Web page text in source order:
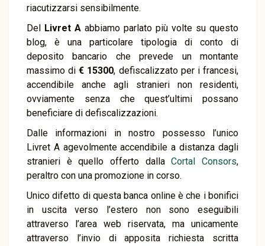
riacutizzarsi sensibilmente.
Del Livret A abbiamo parlato più volte su questo
blog, è una particolare tipologia di conto di
deposito bancario che prevede un montante
massimo di€ 15300, defiscalizzato per i francesi,
accendibile anche agli stranieri non residenti,
ovviamente senza che quest’ultimi possano
beneficiare di defiscalizzazioni.
Dalle informazioni in nostro possesso l’unico
Livret A agevolmente accendibile a distanza dagli
stranieri è quello offerto dallaCortal Consors,
peraltro con una promozione in corso.
Unico difetto di questa banca online è che i bonifici
in uscita verso l’estero non sono eseguibili
attraverso l’area web riservata, ma unicamente
attraverso l’invio di apposita richiesta scritta